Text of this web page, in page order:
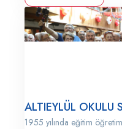
ALTIEYLÜL OKULU
1955 yılında eğitim